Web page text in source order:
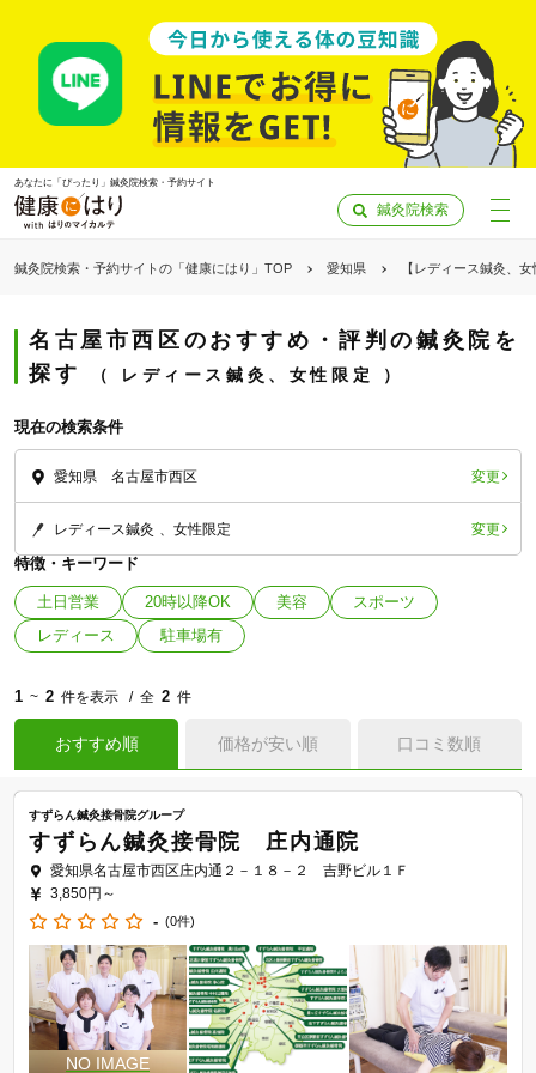
あなたに「ぴったり」鍼灸院検索・予約サイト
鍼灸院検索
鍼灸院検索・予約サイトの「健康にはり」TOP 愛知県 【レディース鍼灸、
名古屋市西区のおすすめ・評判の鍼灸院を
探す
レディース鍼灸、女性限定
現在の検索条件
愛知県 名古屋市西区 変更
レディース鍼灸 女性限定 変更
特徴・キーワード
土日営業 20時以降OK 美容
スポーツ
レディース
駐車場有
1 ~ 2 件を表示 全 2 件
おすすめ順 価格が安い順 口コミ数順
すずらん鍼灸接骨院グループ
すずらん鍼灸接骨院 庄内通院
愛知県名古屋市西区庄内通２－１８－２ 吉野ビル１Ｆ
3,850円～
- (0件)
「健康にはりを見た」